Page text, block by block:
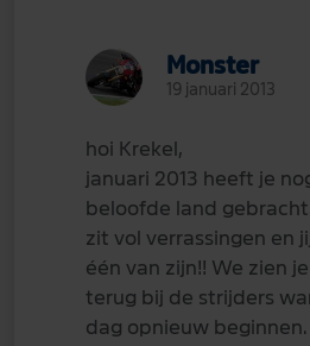
Monster
19 januari 2013
hoi Krekel,
januari 2013 heeft je
beloofde land
zit vol verrassingen en
één van zijn!! We zien
terug bij de strijders
dag opnieuw